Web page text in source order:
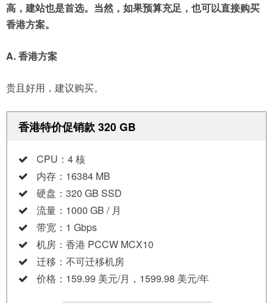
高，建站也是首选。当然，如果预算充足，也可以直接购买
香港方案。
A.香港方案
贵且好用，建议购买。
香港特价促销款 320 GB
CPU：4 核
内存：16384 MB
硬盘：320 GB SSD
流量：1000 GB / 月
带宽：1 Gbps
机房：香港 PCCW MCX10
迁移：不可迁移机房
价格：159.99 美元/月，1599.98 美元/年